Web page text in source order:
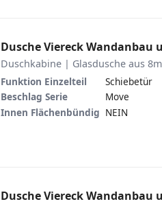
Dusche Viereck Wandanbau
Duschkabine | Glasdusche aus
Funktion Einzelteil
Schiebetür
Beschlag Serie
Move
Innen Flächenbündig NEIN
Dusche Viereck Wandanbau